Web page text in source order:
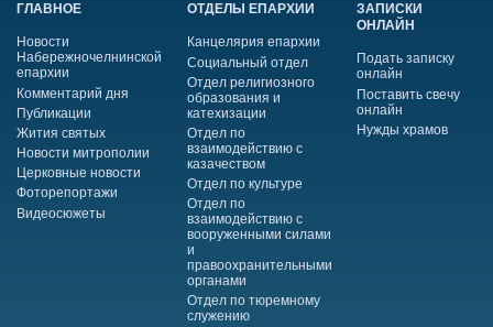
ГЛАВНОЕ
Новости
Набережночелнинской
епархии
Комментарий дня
Публикации
Жития святых
Новости митрополии
Церковные новости
Фоторепортажи
Видеосюжеты
ОТДЕЛЫ ЕПАРХИИ
Канцелярия епархии
Социальный отдел
Отдел религиозного
образования и
катехизации
Отдел по
взаимодействию с
казачеством
Отдел по культуре
Отдел по
взаимодействию с
вооруженными силами
и
правоохранительными
органами
Отдел по тюремному
служению
ЗАПИСКИ
ОНЛАЙН
Подать записку
онлайн
Поставить свечу
онлайн
Нужды храмов